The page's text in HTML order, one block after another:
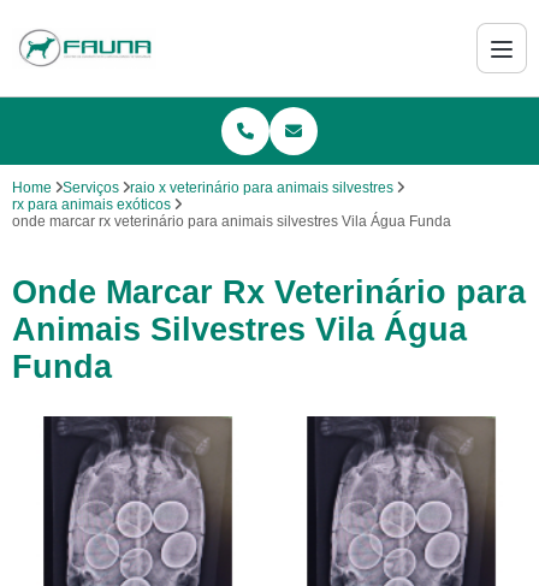
Home Serviços
raio x veterinário para animais silvestres
rx para animais exóticos
onde marcar rx veterinário para animais silvestres Vila Água Funda
Onde Marcar Rx Veterinário para
Animais Silvestres Vila Água
Funda